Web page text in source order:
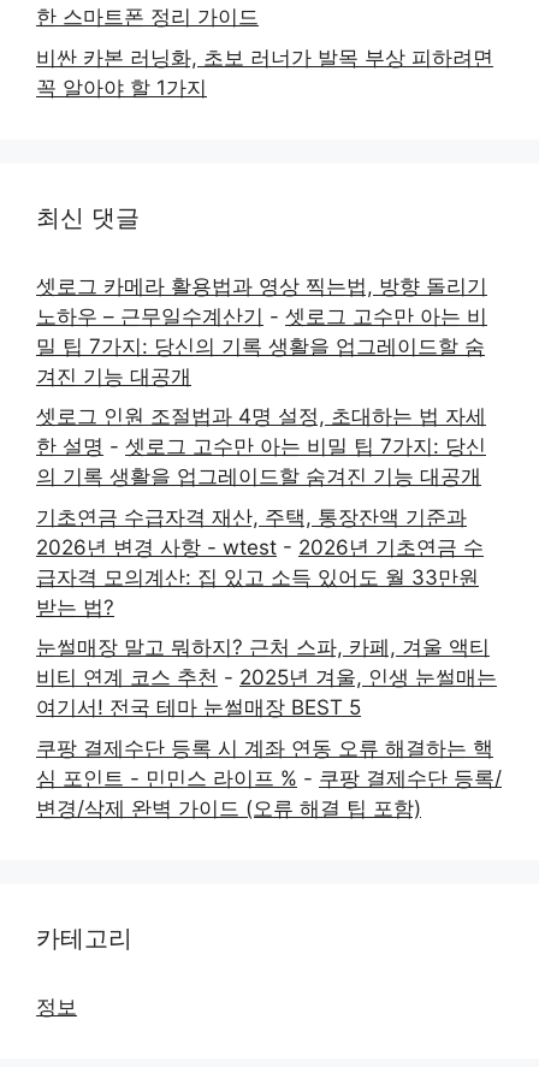
한 스마트폰 정리 가이드
비싼 카본 러닝화, 초보 러너가 발목 부상 피하려면
꼭 알아야 할 1가지
최신 댓글
셋로그 카메라 활용법과 영상 찍는법, 방향 돌리기
노하우 – 근무일수계산기 - 셋로그 고수만 아는 비
밀 팁 7가지: 당신의 기록 생활을 업그레이드할 숨
겨진 기능 대공개
셋로그 인원 조절법과 4명 설정, 초대하는 법 자세
한 설명 - 셋로그 고수만 아는 비밀 팁 7가지: 당신
의 기록 생활을 업그레이드할 숨겨진 기능 대공개
기초연금 수급자격 재산, 주택, 통장잔액 기준과
2026년 변경 사항 - wtest - 2026년 기초연금 수
급자격 모의계산: 집 있고 소득 있어도 월 33만원
받는 법?
눈썰매장 말고 뭐하지? 근처 스파, 카페, 겨울 액티
비티 연계 코스 추천 - 2025년 겨울, 인생 눈썰매는
여기서! 전국 테마 눈썰매장 BEST 5
쿠팡 결제수단 등록 시 계좌 연동 오류 해결하는 핵
심 포인트 - 민민스 라이프 % - 쿠팡 결제수단 등록/
변경/삭제 완벽 가이드 (오류 해결 팁 포함)
카테고리
정보